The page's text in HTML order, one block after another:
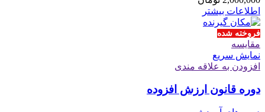
اطلاعات بیشتر
فروخته شده
مقايسه
نمایش سریع
افزودن به علاقه مندی
دوره قانون ارزش افزوده